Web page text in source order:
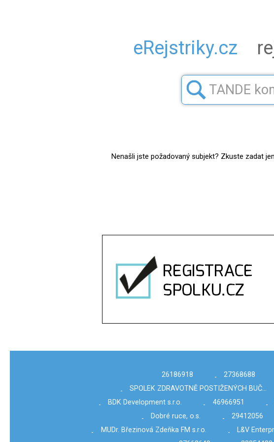
eRejstriky.cz
Nenašli jste požadovaný subjekt? Zkuste zadat
26186918 - 27368688
-
SPOLEK ZDRAVOTNĚ POSTIŽENÝCH BUČ…
-
BDK Development s.r.o. - 46966951 -
-
Dobré ruce, o.s. - 29412056
-
MUDr. Březinová Zdeňka FM s.r.o. - L&V